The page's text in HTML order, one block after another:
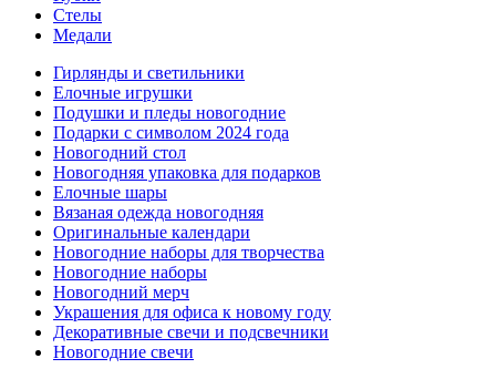
Стелы
Медали
Гирлянды и светильники
Елочные игрушки
Подушки и пледы новогодние
Подарки с символом 2024 года
Новогодний стол
Новогодняя упаковка для подарков
Елочные шары
Вязаная одежда новогодняя
Оригинальные календари
Новогодние наборы для творчества
Новогодние наборы
Новогодний мерч
Украшения для офиса к новому году
Декоративные свечи и подсвечники
Новогодние свечи